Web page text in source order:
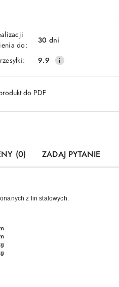
do:
30 dni
9.9
do PDF
(0) ZADAJ PYTANIE
z lin stalowych.